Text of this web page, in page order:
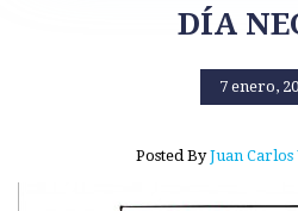
DÍA
7 enero,
Posted ByJuan Carlos